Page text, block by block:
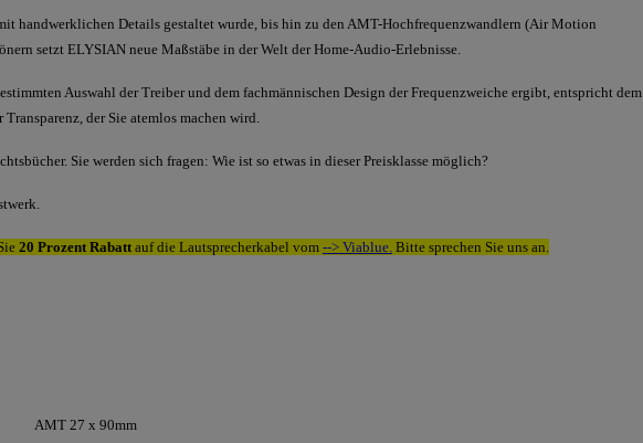
handwerklichen Details gestaltet wurde, bis hin zu den AMT-Hochfrequenzwandlern (Air Motion
setzt ELYSIAN neue Maßstäbe in der Welt der Home-Audio-Erlebnisse.
Auswahl der Treiber und dem fachmännischen Design der Frequenzweiche ergibt, entspricht dem
der Sie atemlos machen wird.
Sie werden sich fragen: Wie ist so etwas in dieser Preisklasse möglich?
20 Prozent Rabatt auf die Lautsprecherkabel vom --> Viablue. Bitte sprechen Sie uns an.
AMT 27 x 90mm